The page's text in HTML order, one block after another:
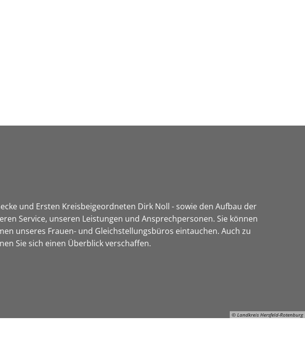
© Landkreis Hersfeld-Rotenburg
und Ersten Kreisbeigeordneten Dirk Noll - sowie den Aufbau der
Service, unseren Leistungen und Ansprechpersonen. Sie können
unseres Frauen- und Gleichstellungsbüros eintauchen. Auch zu
Sie sich einen Überblick verschaffen.